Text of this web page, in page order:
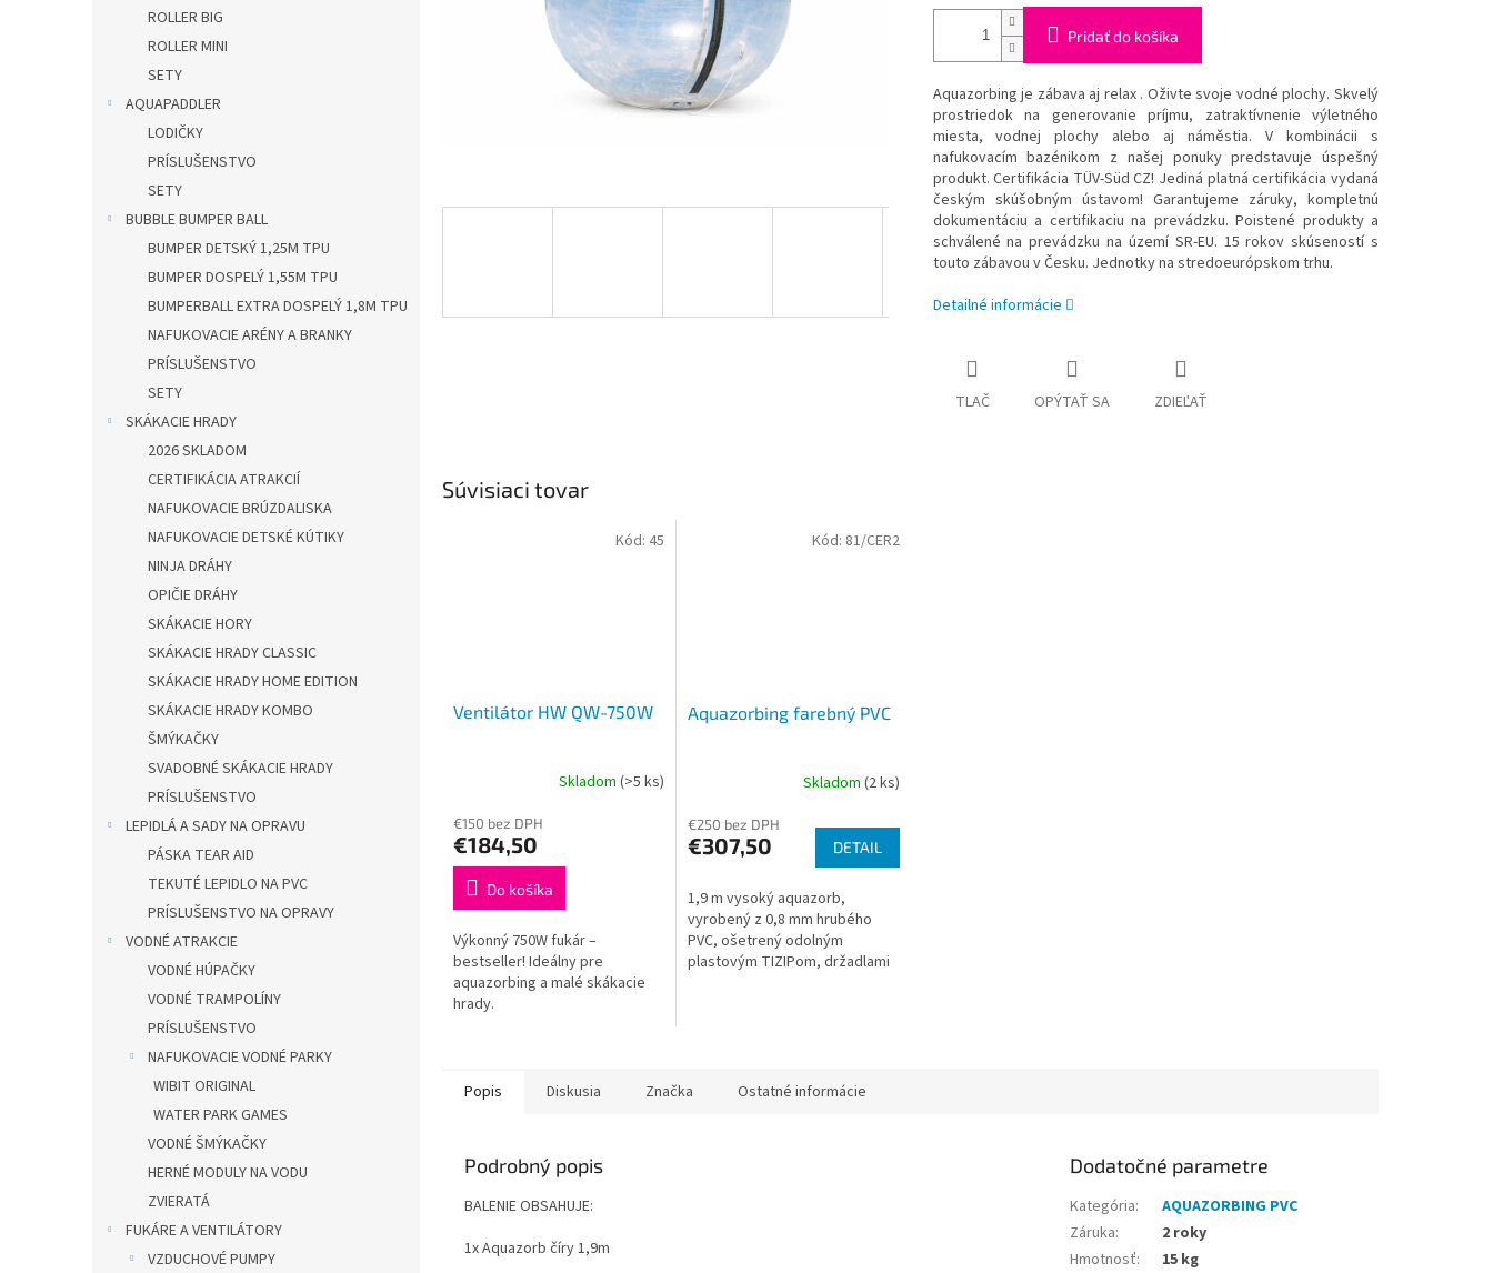
ROLLER BIG
ROLLER MINI
SETY
AQUAPADDLER
LODIČKY
PRÍSLUŠENSTVO
SETY
BUBBLE BUMPER BALL
BUMPER DETSKÝ 1,25M TPU
BUMPER DOSPELÝ 1,55M TPU
BUMPERBALL EXTRA DOSPELÝ 1,8M TPU
NAFUKOVACIE ARÉNY A BRANKY
PRÍSLUŠENSTVO
SETY
SKÁKACIE HRADY
2026 SKLADOM
CERTIFIKÁCIA ATRAKCIÍ
NAFUKOVACIE BRÚZDALISKA
NAFUKOVACIE DETSKÉ KÚTIKY
NINJA DRÁHY
OPIČIE DRÁHY
SKÁKACIE HORY
SKÁKACIE HRADY CLASSIC
SKÁKACIE HRADY HOME EDITION
SKÁKACIE HRADY KOMBO
ŠMÝKAČKY
SVADOBNÉ SKÁKACIE HRADY
PRÍSLUŠENSTVO
LEPIDLÁ A SADY NA OPRAVU
PÁSKA TEAR AID
TEKUTÉ LEPIDLO NA PVC
PRÍSLUŠENSTVO NA OPRAVY
VODNÉ ATRAKCIE
VODNÉ HÚPAČKY
VODNÉ TRAMPOLÍNY
PRÍSLUŠENSTVO
NAFUKOVACIE VODNÉ PARKY
WIBIT ORIGINAL
WATER PARK GAMES
VODNÉ ŠMÝKAČKY
HERNÉ MODULY NA VODU
ZVIERATÁ
FUKÁRE A VENTILÁTORY
VZDUCHOVÉ PUMPY
Pridať do košíka
Aquazorbing je zábava aj relax . Oživte svoje vodné plochy. Skvelý
prostriedok na generovanie príjmu, zatraktívnenie výletného
miesta, vodnej plochy alebo aj náměstia. V kombinácii s
nafukovacím bazénikom z našej ponuky predstavuje úspešný
produkt. Certifikácia TÜV-Süd CZ! Jediná platná certifikácia vydaná
českým skúšobným ústavom! Garantujeme záruky, kompletnú
dokumentáciu a certifikaciu na prevádzku. Poistené produkty a
schválené na prevádzku na území SR-EU. 15 rokov skúseností s
touto zábavou v Česku. Jednotky na stredoeurópskom trhu.
Detailné informácie
TLAČ OPÝTAŤ SA ZDIEĽAŤ
Súvisiaci tovar
Ventilátor HW QW-750W
Skladom (>5 ks)
€150 bez DPH
€184,50
Do košíka
Výkonný 750W fukár –
bestseller! Ideálny pre
aquazorbing a malé skákacie
hrady.
Kód: 45
Aquazorbing farebný PVC
Skladom (2 ks)
€250 bez DPH
€307,50 DETAIL
1,9 m vysoký aquazorb,
vyrobený z 0,8 mm hrubého
PVC, ošetrený odolným
plastovým TIZIPom, držadlami
Kód: 81/CER2
Popis Diskusia Značka Ostatné informácie
Podrobný popis
BALENIE OBSAHUJE:
1x Aquazorb číry 1,9m
Dodatočné parametre
Kategória:
AQUAZORBING PVC
Záruka:
2 roky
Hmotnosť: 15 kg